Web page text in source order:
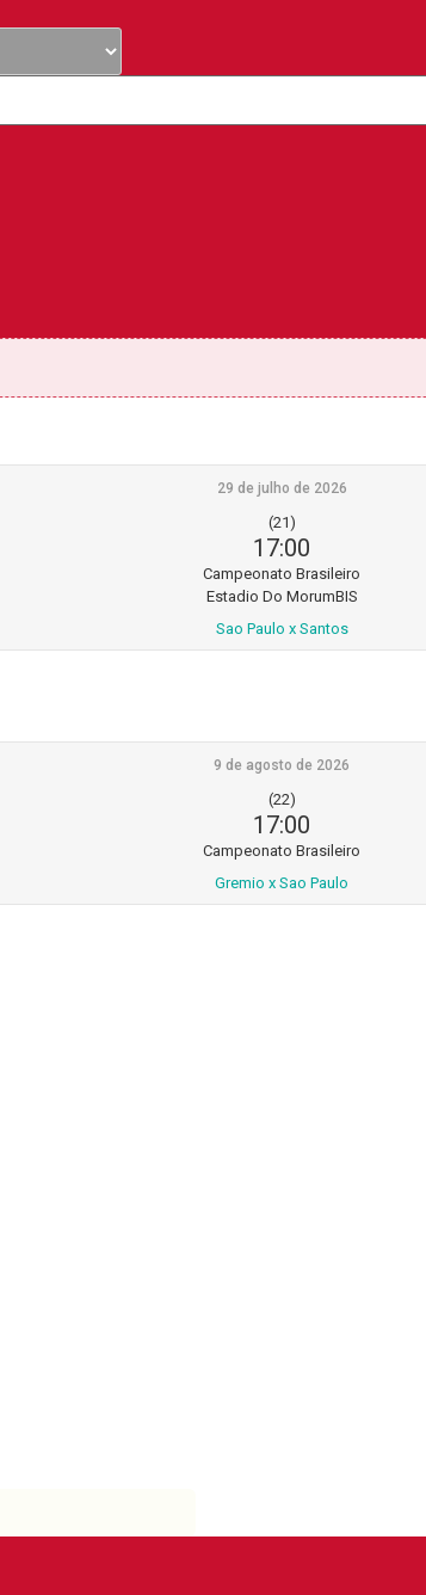
29 de julho de 2026
(21)
17:00
Campeonato Brasileiro
Estadio Do MorumBIS
Sao Paulo x Santos
9 de agosto de 2026
(22)
17:00
Campeonato Brasileiro
Gremio x Sao Paulo